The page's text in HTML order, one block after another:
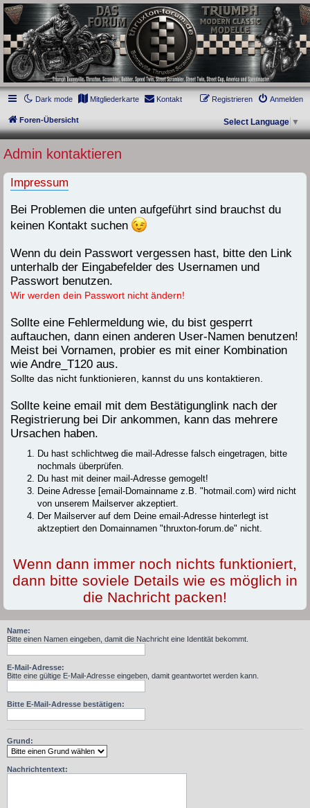
thruxton-forum.de
DAS FORUM! Alles rund um die Triumph Modern Classic Modelle. Das Forum für
die New Bonneville Baureihen ab BJ 2001. Triumph Bonneville, Thruxton,
Scrambler, Bobber, Speed Twin, Street Scrambler, Street Twin, Street Cup, America
und Speedmaster.
Dark mode
Mitgliederkarte Kontakt Anmelden
Registrieren
Foren-Übersicht Select Language ▼
Admin kontaktieren
Impressum
Bei Problemen die unten aufgeführt sind brauchst du
keinen Kontakt suchen
Wenn du dein Passwort vergessen hast, bitte den Link
unterhalb der Eingabefelder des Usernamen und
Passwort benutzen.
Wir werden dein Passwort nicht ändern!
Sollte eine Fehlermeldung wie, du bist gesperrt
auftauchen, dann einen anderen User-Namen benutzen!
Meist bei Vornamen, probier es mit einer Kombination
wie Andre_T120 aus.
Sollte das nicht funktionieren, kannst du uns kontaktieren.
Sollte keine email mit dem Bestätigunglink nach der
Registrierung bei Dir ankommen, kann das mehrere
Ursachen haben.
Du hast schlichtweg die mail-Adresse falsch eingetragen, bitte
nochmals überprüfen.
Du hast mit deiner mail-Adresse gemogelt!
Deine Adresse [email-Domainname z.B. "hotmail.com) wird nicht
von unserem Mailserver akzeptiert.
Der Mailserver auf dem Deine email-Adresse hinterlegt ist
aktzeptiert den Domainnamen "thruxton-forum.de" nicht.
Wenn dann immer noch nichts funktioniert,
dann bitte soviele Details wie es möglich in
die Nachricht packen!
Name:
Bitte einen Namen eingeben, damit die Nachricht eine Identität bekommt.
E-Mail-Adresse:
Bitte eine gültige E-Mail-Adresse eingeben, damit geantwortet werden kann.
Bitte E-Mail-Adresse bestätigen:
Grund:
Nachrichtentext: